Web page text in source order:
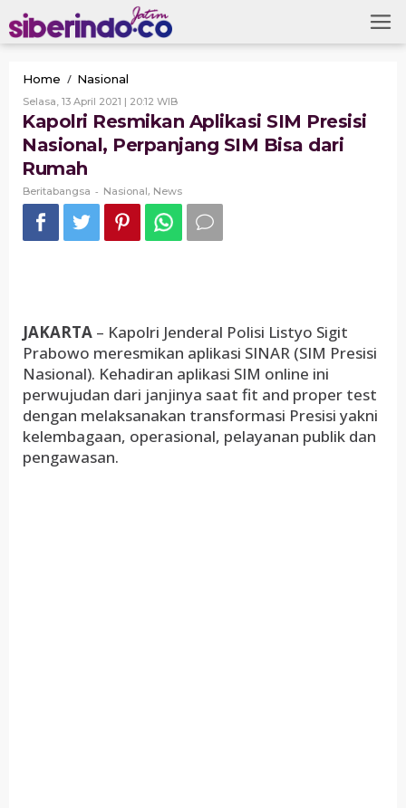
to
content
Home / Nasional
Resmikan
Aplikasi
SIM
Presisi
Nasional,
SIM
Bisa
dari
Rumah
Selasa, 13 April 2021 | 20:12 WIBOleh
Beritabangsa
Kapolri Resmikan Aplikasi SIM Presisi
Nasional, Perpanjang SIM Bisa dari
Rumah
Beritabangsa - Nasional, News
JAKARTA – Kapolri Jenderal Polisi Listyo Sigit
Prabowo meresmikan aplikasi SINAR (SIM Presisi
Nasional). Kehadiran aplikasi SIM online ini
perwujudan dari janjinya saat fit and proper test
dengan melaksanakan transformasi Presisi yakni
kelembagaan, operasional, pelayanan publik dan
pengawasan.